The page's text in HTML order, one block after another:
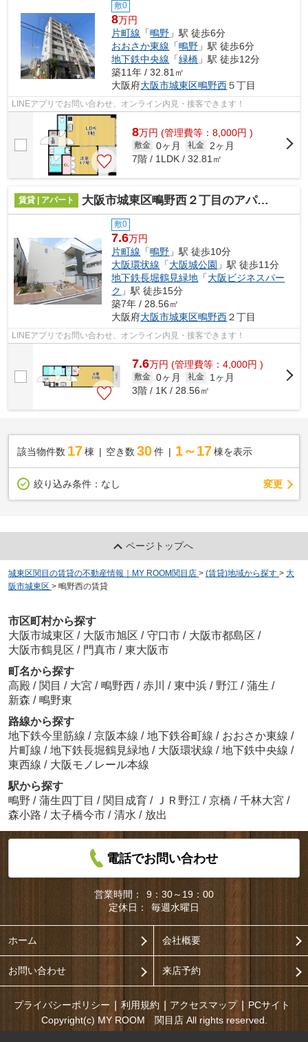
敷0
8万円
片町線 「鴫野 」駅 徒歩6分
おおさか東線 「鴫野 」駅 徒歩6分
地下鉄中央線 「緑橋 」駅 徒歩12分
築11年 / 32.81㎡
大阪府大阪市城東区鴫野西５丁目
LINEアプリでお問い合わせ、オンライン内見・接客できます！
8万円 (管理費等：8,000円 )
敷金 0ヶ月 礼金
2ヶ月
7階 / 1LDK / 32.81㎡
賃貸 | アパート 大阪市城東区鴫野西２丁目のアパート
敷0
7.6万円
片町線 「鴫野 」駅 徒歩10分
大阪環状線 「大阪城公園 」駅 徒歩11分
地下鉄長堀鶴見緑地 「大阪ビジネスパー
ク 」駅 徒歩15分
築7年 / 28.56㎡
大阪府大阪市城東区鴫野西２丁目
LINEアプリでお問い合わせ、オンライン内見・接客できます！
7.6万円 (管理費等：4,000円 )
敷金 0ヶ月 礼金
1ヶ月
3階 / 1K / 28.56㎡
該当物件数 17棟 空き数 30 件 1～17 棟を表示
絞り込み条件： なし 変更
ページトップへ
城東区関目の賃貸の不動産情報｜MY ROOM関目店 > (賃貸)地域から探す > 大
阪市城東区 > 鴫野西の賃貸
市区町村から探す
大阪市城東区 / 大阪市旭区 / 守口市 / 大阪市都島区 /
大阪市鶴見区 / 門真市 / 東大阪市
町名から探す
高殿 / 関目 / 大宮 / 鴫野西 / 赤川 / 東中浜 / 野江 / 蒲生 /
新森 / 鴫野東
路線から探す
地下鉄今里筋線 / 京阪本線 / 地下鉄谷町線 / おおさか東線 /
片町線 / 地下鉄長堀鶴見緑地 / 大阪環状線 / 地下鉄中央線 /
東西線 / 大阪モノレール本線
駅から探す
鴫野 / 蒲生四丁目 / 関目成育 / ＪＲ野江 / 京橋 / 千林大宮 /
森小路 / 太子橋今市 / 清水 / 放出
電話でお問い合わせ
営業時間：
9：30～19：00
定休日：
毎週水曜日
ホーム 会社概要
お問い合わせ 来店予約
プライバシーポリシー 利用規約 アクセスマップ
PCサイト
Copyright(c) MY ROOM 関目店 All rights reserved.